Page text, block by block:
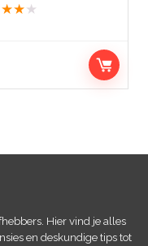
★★ ★
Hier vind je alles
en deskundige tips tot